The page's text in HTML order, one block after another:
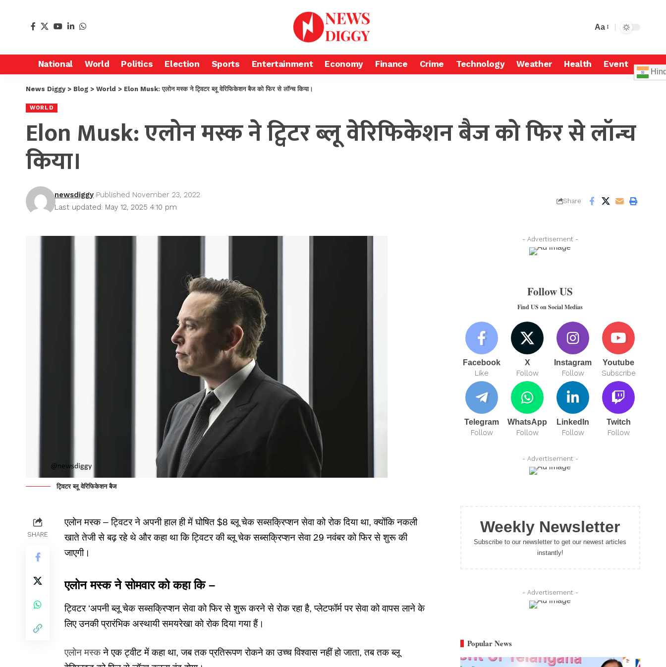
Aa
National World Politics Election Sports Entertainment Economy Finance Crime Technology Weather Health Event
News Diggy> Blog > World > Elon Musk: एलोन मस्क ने ट्विटर ब्लू वेरिफिकेशन बैज को फिर से लॉन्च किया।
WORLD
Elon Musk: एलोन मस्क ने ट्विटर ब्लू वेरिफिकेशन बैज को फिर से लॉन्च
किया।
Last updated: May 12, 2025 4:10 pm
newsdiggy Published November 23, 2022
Share
ट्विटर ब्लू वेरिफिकेशन बैज
SHARE
एलोन मस्क – ट्विटर ने अपनी हाल ही में घोषित $8 ब्लू चेक सब्सक्रिप्शन सेवा को रोक दिया था, क्योंकि नकली
खाते तेजी से बढ़ रहे थे और कहा था कि ट्विटर की ब्लू चेक सब्सक्रिप्शन सेवा 29 नवंबर को फिर से शुरू की
जाएगी।
एलोन मस्क ने सोमवार को कहा कि –
ट्विटर ‘अपनी ब्लू चेक सब्सक्रिप्शन सेवा को फिर से शुरू करने से रोक रहा है, प्लेटफॉर्म पर सेवा को वापस लाने के
लिए उनकी प्रारंभिक अस्थायी समयरेखा को रोक दिया गया हैं।
एलोन मस्क ने एक ट्वीट में कहा था, जब तक प्रतिरूपण रोकने का उच्च विश्वास नहीं हो जाता, तब तक ब्लू
- Advertisement -
Follow US
Find US on Social Medias
Facebook
Like
X
Follow
Instagram
Follow
Youtube
Subscribe
Telegram
Follow
WhatsApp
Follow
LinkedIn
Follow
Twitch
Follow
- Advertisement -
Weekly Newsletter
Subscribe to our newsletter to get our newest articles
instantly!
- Advertisement -
Popular News